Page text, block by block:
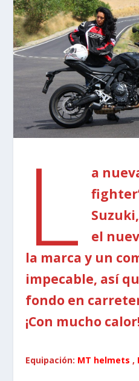
L
a
el
la marca y un
impecable, así
fondo en
¡Con mucho
Equipación: MT helmets ,